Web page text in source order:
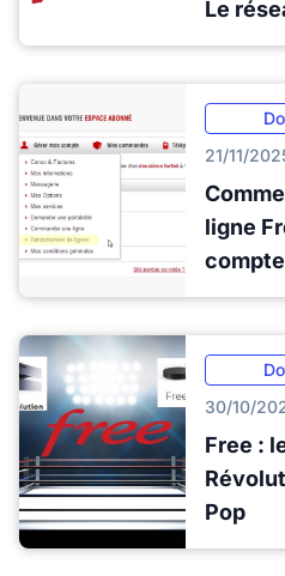
Le
21/11/
ligne
30/10/
Free :
Pop